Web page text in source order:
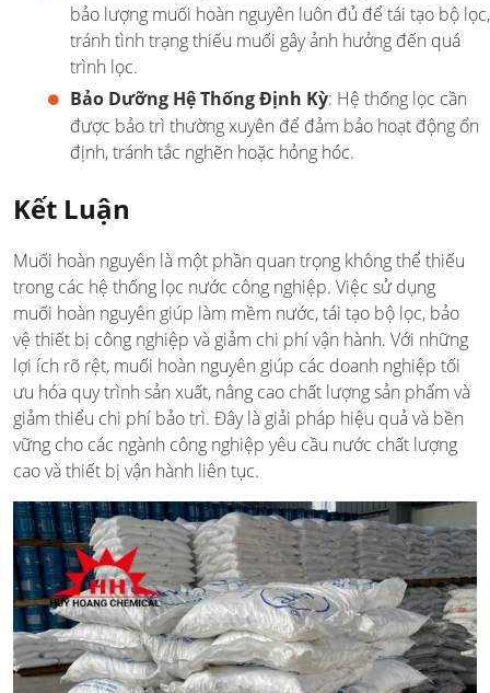
bảo lượng muối hoàn nguyên luôn đủ để tái tạo bộ lọc,
tránh tình trạng thiếu muối gây ảnh hưởng đến quá
trình lọc.
Bảo Dưỡng Hệ Thống Định Kỳ: Hệ thống lọc cần
được bảo trì thường xuyên để đảm bảo hoạt động ổn
định, tránh tắc nghẽn hoặc hỏng hóc.
Kết Luận
Muối hoàn nguyên là một phần quan trọng không thể thiếu
trong các hệ thống lọc nước công nghiệp. Việc sử dụng
muối hoàn nguyên giúp làm mềm nước, tái tạo bộ lọc, bảo
vệ thiết bị công nghiệp và giảm chi phí vận hành. Với những
lợi ích rõ rệt, muối hoàn nguyên giúp các doanh nghiệp tối
ưu hóa quy trình sản xuất, nâng cao chất lượng sản phẩm và
giảm thiểu chi phí bảo trì. Đây là giải pháp hiệu quả và bền
vững cho các ngành công nghiệp yêu cầu nước chất lượng
cao và thiết bị vận hành liên tục.